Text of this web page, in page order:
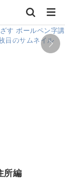
所編